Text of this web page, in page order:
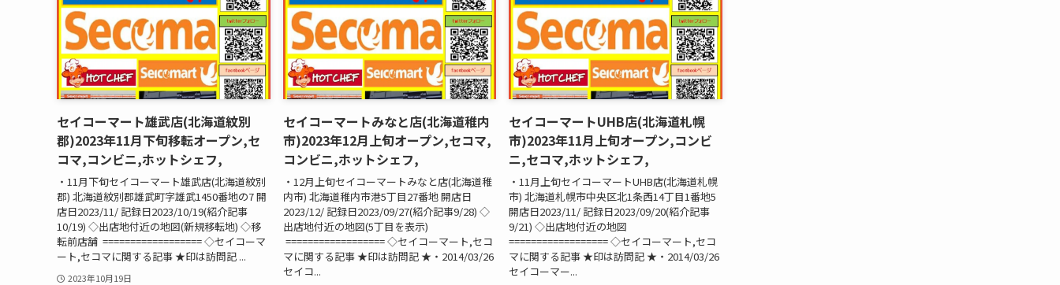
セイコーマート雄武店(北海道紋別
郡)2023年11月下旬移転オープン,セ
コマ,コンビニ,ホットシェフ,
・11月下旬セイコーマート雄武店(北海道紋別
郡) 北海道紋別郡雄武町字雄武1450番地の7 開
店日2023/11/ 記録日2023/10/19(紹介記事
10/19) ◇出店地付近の地図(新規移転地) ◇移
転前店舗 ================== ◇セイコーマ
ート,セコマに関する記事 ★印は訪問記 ...
2023年10月19日
セイコーマートみなと店(北海道稚内
市)2023年12月上旬オープン,セコマ,
コンビニ,ホットシェフ,
・12月上旬セイコーマートみなと店(北海道稚
内市) 北海道稚内市港5丁目27番地 開店日
2023/12/ 記録日2023/09/27(紹介記事9/28) ◇
出店地付近の地図(5丁目を表示)
================== ◇セイコーマート,セコ
マに関する記事 ★印は訪問記 ★・2014/03/26
セイコ...
セイコーマートUHB店(北海道札幌
市)2023年11月上旬オープン,コンビ
ニ,セコマ,ホットシェフ,
・11月上旬セイコーマートUHB店(北海道札幌
市) 北海道札幌市中央区北1条西14丁目1番地5
開店日2023/11/ 記録日2023/09/20(紹介記事
9/21) ◇出店地付近の地図
================== ◇セイコーマート,セコ
マに関する記事 ★印は訪問記 ★・2014/03/26
セイコーマー...